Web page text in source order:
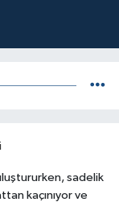
sadelik
kaçınıyor ve